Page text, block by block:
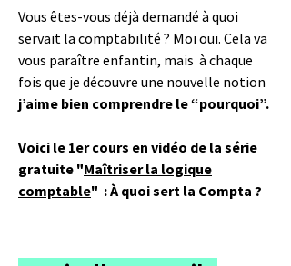
Vous êtes-vous déjà demandé à quoi
servait la comptabilité ? Moi oui. Cela va
vous paraître enfantin, mais à chaque
fois que je découvre une nouvelle notion
j’aime bien comprendre le “pourquoi”.
Voici le 1er cours en vidéo de la série
gratuite "Maîtriser la logique
comptable" : À quoi sert la Compta ?